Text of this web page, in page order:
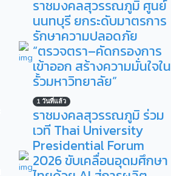
ราชมงคลสุวรรณภูมิ ศูนย์
นนทบุรี ยกระดับมาตรการ
รักษาความปลอดภัย
“ตรวจตรา–คัดกรองการ
เข้าออก สร้างความมั่นใจใน
รั้วมหาวิทยาลัย”
1 วันที่แล้ว
ราชมงคลสุวรรณภูมิ ร่วม
เวที Thai University
Presidential Forum
2026 ขับเคลื่อนอุดมศึกษา